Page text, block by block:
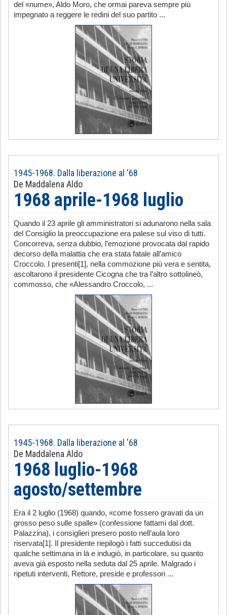
del «nume», Aldo Moro, che ormai pareva sempre più
impegnato a reggere le redini del suo partito ...
1945-1968. Dalla liberazione al '68
De Maddalena Aldo
1968 aprile-1968 luglio
Quando il 23 aprile gli amministratori si adunarono nella sala
del Consiglio la preoccupazione era palese sul viso di tutti.
Concorreva, senza dubbio, l’emozione provocata dal rapido
decorso della malattia che era stata fatale all’amico
Croccolo. I presenti[1], nella commozione più vera e sentita,
ascoltarono il presidente Cicogna che tra l’altro sottolineò,
commosso, che «Alessandro Croccolo, ...
1945-1968. Dalla liberazione al '68
De Maddalena Aldo
1968 luglio-1968
agosto/settembre
Era il 2 luglio (1968) quando, «come fossero gravati da un
grosso peso sulle spalle» (confessione fattami dal dott.
Palazzina), i consiglieri presero posto nell’aula loro
riservata[1]. Il presidente riepilogò i fatti succedutisi da
qualche settimana in là e indugiò, in particolare, su quanto
aveva già esposto nella seduta dal 25 aprile. Malgrado i
ripetuti interventi, Rettore, preside e professori ...